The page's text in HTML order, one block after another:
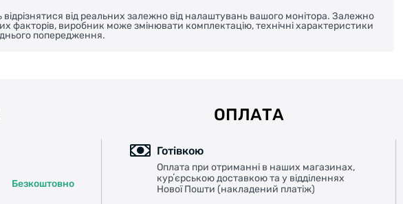
відрізнятися від реальних залежно від налаштувань вашого монітора. Залежно
факторів, виробник може змінювати комплектацію, технічні характеристики
попередження.
Безкоштовно
ОПЛАТА
Готівкою
Оплата при отриманні в наших магазинах,
курʼєрською доставкою та у відділеннях
Нової Пошти (накладений платіж)